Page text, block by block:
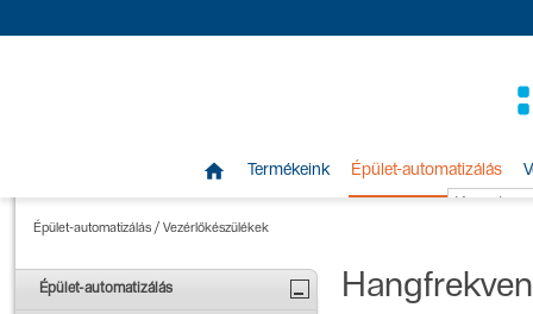
 Termékeink Épület-automatizálás
Épület-automatizálás/ Vezérlőkészülékek
Épület-automatizálás